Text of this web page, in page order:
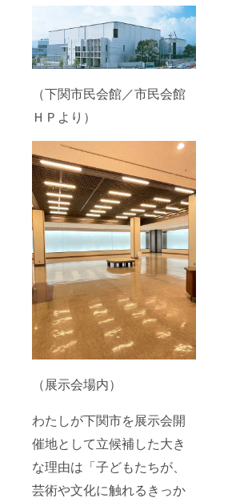
（下関市民会館／市民会館
ＨＰより）
（展示会場内）
わたしが下関市を展示会開
催地として立候補した大き
な理由は「子どもたちが、
芸術や文化に触れるきっか